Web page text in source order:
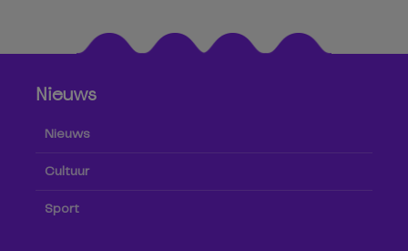
Nieuws
Nieuws
Cultuur
Sport